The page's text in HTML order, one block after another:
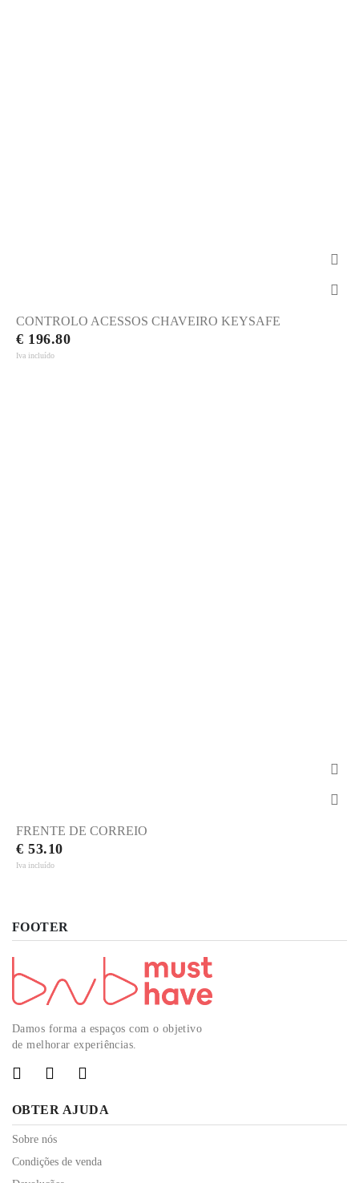
CONTROLO ACESSOS CHAVEIRO KEYSAFE
€ 196.80
Iva incluído
FRENTE DE CORREIO
€ 53.10
Iva incluído
FOOTER
Damos forma a espaços com o objetivo
de melhorar experiências.
OBTER AJUDA
Sobre nós
Condições de venda